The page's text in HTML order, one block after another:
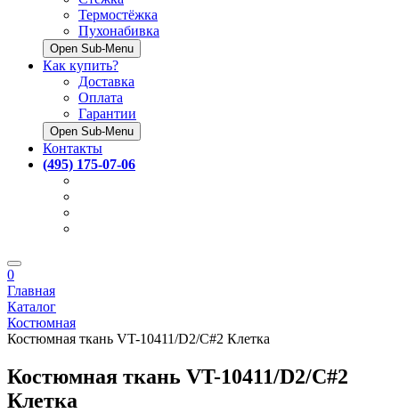
Термостёжка
Пухонабивка
Open Sub-Menu
Как купить?
Доставка
Оплата
Гарантии
Open Sub-Menu
Контакты
(495) 175-07-06
0
Главная
Каталог
Костюмная
Костюмная ткань VT-10411/D2/C#2 Клетка
Костюмная ткань VT-10411/D2/C#2
Клетка